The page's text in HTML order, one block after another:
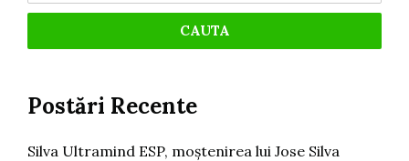
Postări Recente
Silva Ultramind ESP, moștenirea lui Jose Silva